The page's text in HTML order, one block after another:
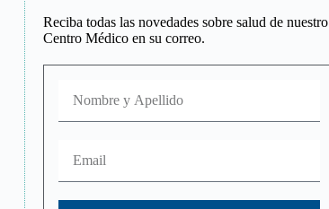
Reciba todas las novedades sobre salud de nuestro
Centro Médico en su correo.